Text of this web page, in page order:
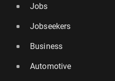
Jobs
Jobseekers
Business
Automotive